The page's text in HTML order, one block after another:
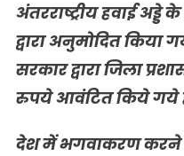
अंतरराष्ट्रीयहवाईअड्डेके
द्वाराअनुमोदितकिया
सरकारद्वाराजिला
रुपयेआवंटितकियेगये
देश मेंभगवाकरण